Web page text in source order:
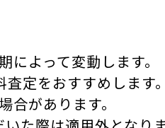
よって変動します。
定をおすすめします。
があります。